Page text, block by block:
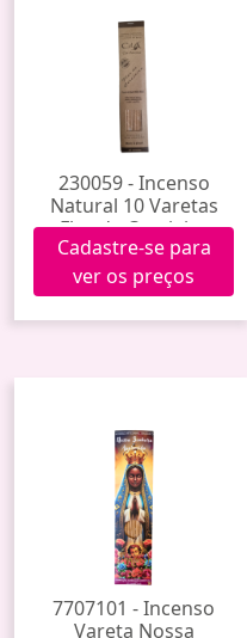
230059 - Incenso
Natural 10 Varetas
Flor de Cerejeira
Cadastre-se para
ver os preços
7707101 - Incenso
Vareta Nossa